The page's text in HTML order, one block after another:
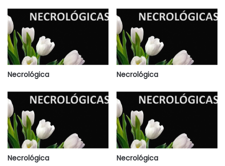
Necrológica Necrológica
Necrológica Necrológica